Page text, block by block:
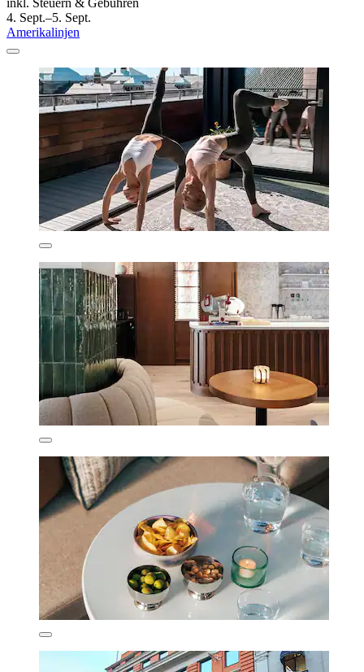
inkl. Steuern & Gebühren
4. Sept.–5. Sept.
Amerikalinjen